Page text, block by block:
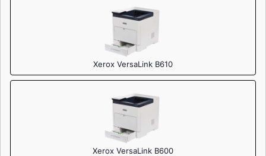
Xerox VersaLink B610
Xerox VersaLink B600